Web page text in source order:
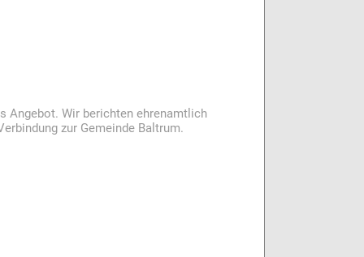
Angebot. Wir berichten ehrenamtlich
zur Gemeinde Baltrum.